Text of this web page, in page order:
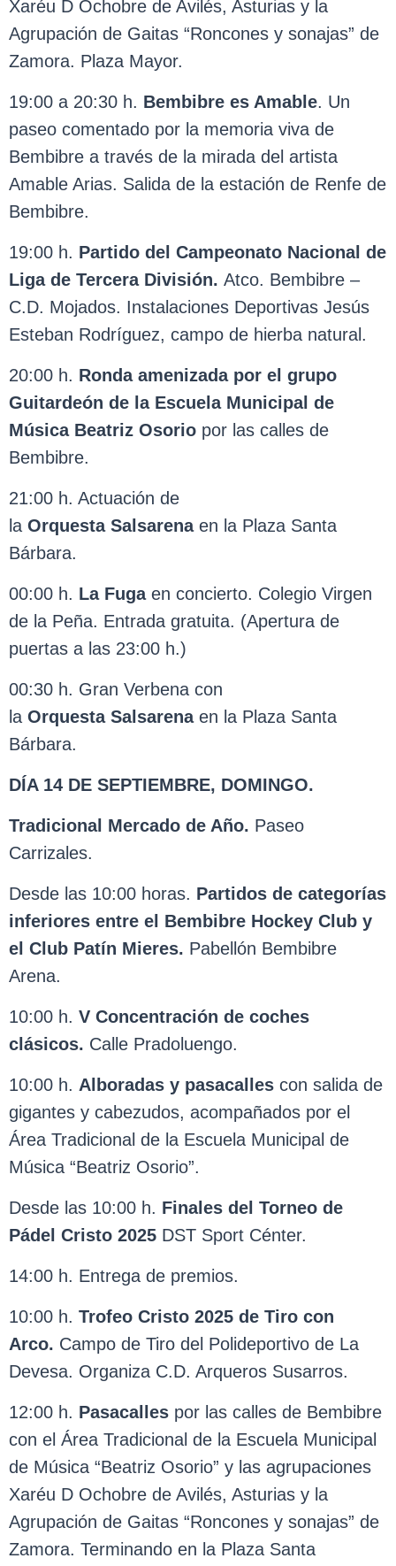
Xaréu D Ochobre de Avilés, Asturias y la
Agrupación de Gaitas “Roncones y sonajas” de
Zamora. Plaza Mayor.
19:00 a 20:30 h. Bembibre es Amable. Un
paseo comentado por la memoria viva de
Bembibre a través de la mirada del artista
Amable Arias. Salida de la estación de Renfe de
Bembibre.
19:00 h. Partido del Campeonato Nacional de
Liga de Tercera División. Atco. Bembibre –
C.D. Mojados. Instalaciones Deportivas Jesús
Esteban Rodríguez, campo de hierba natural.
20:00 h. Ronda amenizada por el grupo
Guitardeón de la Escuela Municipal de
Música Beatriz Osorio por las calles de
Bembibre.
21:00 h. Actuación de
la Orquesta Salsarenaen la Plaza Santa
Bárbara.
00:00 h. La Fugaen concierto. Colegio Virgen
de la Peña. Entrada gratuita. (Apertura de
puertas a las 23:00 h.)
00:30 h. Gran Verbena con
la Orquesta Salsarenaen la Plaza Santa
Bárbara.
DÍA 14 DE SEPTIEMBRE, DOMINGO.
Tradicional Mercado de Año. Paseo
Carrizales.
Desde las 10:00 horas. Partidos de categorías
inferiores entre el Bembibre Hockey Club y
el Club Patín Mieres. Pabellón Bembibre
Arena.
10:00 h. V Concentración de coches
clásicos. Calle Pradoluengo.
10:00 h. Alboradas y pasacalles con salida de
gigantes y cabezudos, acompañados por el
Área Tradicional de la Escuela Municipal de
Música “Beatriz Osorio”.
Desde las 10:00 h. Finales del Torneo de
Pádel Cristo 2025 DST Sport Cénter.
14:00 h. Entrega de premios.
10:00 h. Trofeo Cristo 2025 de Tiro con
Arco. Campo de Tiro del Polideportivo de La
Devesa. Organiza C.D. Arqueros Susarros.
12:00 h. Pasacalles por las calles de Bembibre
con el Área Tradicional de la Escuela Municipal
de Música “Beatriz Osorio” y las agrupaciones
Xaréu D Ochobre de Avilés, Asturias y la
Agrupación de Gaitas “Roncones y sonajas” de
Zamora. Terminando en la Plaza Santa